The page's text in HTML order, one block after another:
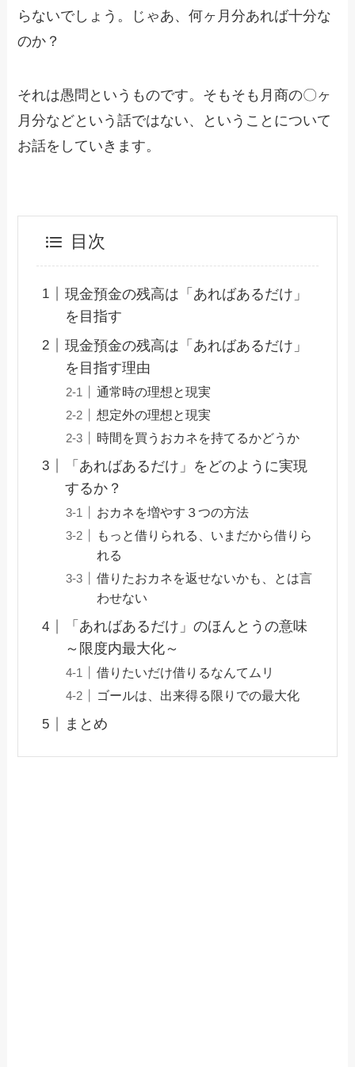
らないでしょう。じゃあ、何ヶ月分あれば十分な
のか？
それは愚問というものです。そもそも月商の〇ヶ
月分などという話ではない、ということについて
お話をしていきます。
目次
現金預金の残高は「あればあるだけ」
を目指す
現金預金の残高は「あればあるだけ」
を目指す理由
通常時の理想と現実
想定外の理想と現実
時間を買うおカネを持てるかどうか
「あればあるだけ」をどのように実現
するか？
おカネを増やす３つの方法
もっと借りられる、いまだから借りら
れる
借りたおカネを返せないかも、とは言
わせない
「あればあるだけ」のほんとうの意味
～限度内最大化～
借りたいだけ借りるなんてムリ
ゴールは、出来得る限りでの最大化
まとめ